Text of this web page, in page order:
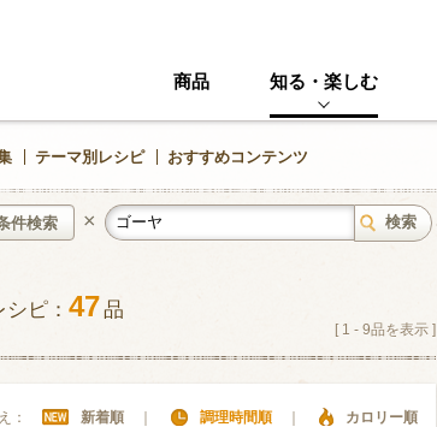
商品 知る・楽しむ
テーマ別レシピ おすすめコンテンツ
件検索 ×
中華風
その他・創作料理 スイーツ
ピ： 47品
[ 1 - 9品を表示 ]
： 新着順 調理時間順 カロリー順